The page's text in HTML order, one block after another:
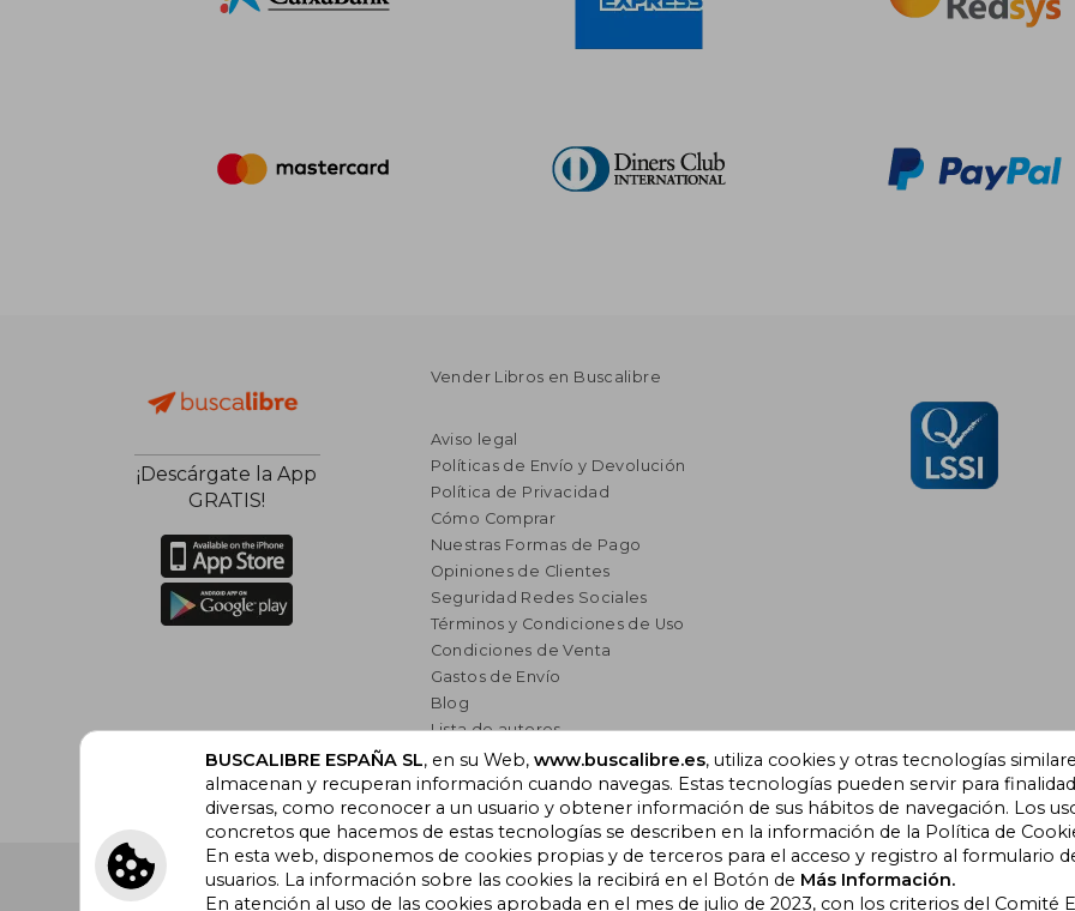
¡Descárgate la App
GRATIS!
Vender Libros en Buscalibre
Aviso legal
Políticas de Envío y Devolución
Política de Privacidad
Cómo Comprar
Nuestras Formas de Pago
Opiniones de Clientes
Seguridad Redes Sociales
Términos y Condiciones de Uso
Condiciones de Venta
Gastos de Envío
Blog
Lista de autores
Incentivo a la Lectura
Libros Recomendados
Buscalibre España . Calle Energía, 65, Nave 3 (08940), Cornellà de Llobregat,
Barcelona. Derechos Reservados.
BUSCALIBRE ESPAÑA SL, en su Web, www.buscalibre.es, utiliza cookies y otras tecnologías
almacenan y recuperan información cuando navegas. Estas tecnologías pueden servir para
diversas, como reconocer a un usuario y obtener información de sus hábitos de navegación. Los
concretos que hacemos de estas tecnologías se describen en la información de la Política de
En esta web, disponemos de cookies propias y de terceros para el acceso y registro al formulario
usuarios. La información sobre las cookies la recibirá en el Botón de Más Información.
En atención al uso de las cookies aprobada en el mes de julio de 2023, con los criterios del Comité